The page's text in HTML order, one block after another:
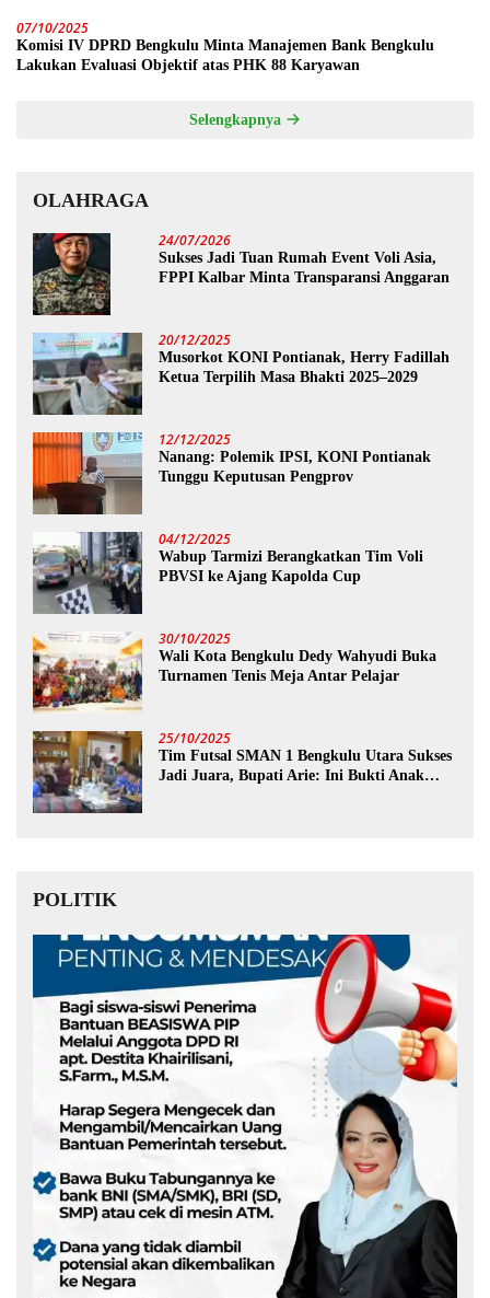
07/10/2025
Komisi IV DPRD Bengkulu Minta Manajemen Bank Bengkulu
Lakukan Evaluasi Objektif atas PHK 88 Karyawan
Selengkapnya
OLAHRAGA
24/07/2026
Sukses Jadi Tuan Rumah Event Voli Asia,
FPPI Kalbar Minta Transparansi Anggaran
20/12/2025
Musorkot KONI Pontianak, Herry Fadillah
Ketua Terpilih Masa Bhakti 2025–2029
12/12/2025
Nanang: Polemik IPSI, KONI Pontianak
Tunggu Keputusan Pengprov
04/12/2025
Wabup Tarmizi Berangkatkan Tim Voli
PBVSI ke Ajang Kapolda Cup
30/10/2025
Wali Kota Bengkulu Dedy Wahyudi Buka
Turnamen Tenis Meja Antar Pelajar
25/10/2025
Tim Futsal SMAN 1 Bengkulu Utara Sukses
Jadi Juara, Bupati Arie: Ini Bukti Anak
POLITIK